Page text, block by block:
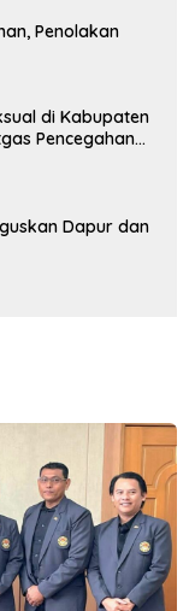
Penolakan
di Kabupaten
Pencegahan
Dapur dan